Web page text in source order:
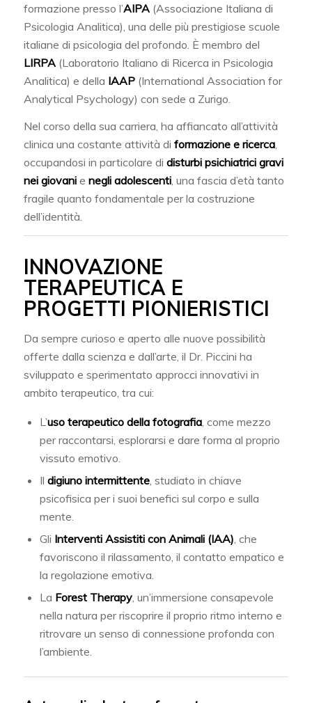
formazione presso l’AIPA(Associazione Italiana di
Psicologia Analitica), una delle più prestigiose scuole
italiane di psicologia del profondo. È membro del
LIRPA(Laboratorio Italiano di Ricerca in Psicologia
Analitica) e della IAAP(International Association for
Analytical Psychology) con sede a Zurigo.
Nel corso della sua carriera, ha affiancato all’attività
clinica una costante attività di formazione e ricerca,
occupandosi in particolare di disturbi psichiatrici gravi
nei giovanie negli adolescenti, una fascia d’età tanto
fragile quanto fondamentale per la costruzione
dell’identità.
INNOVAZIONE
TERAPEUTICA E
PROGETTI PIONIERISTICI
Da sempre curioso e aperto alle nuove possibilità
offerte dalla scienza e dall’arte, il Dr. Piccini ha
sviluppato e sperimentato approcci innovativi in
ambito terapeutico, tra cui:
L’uso terapeutico della fotografia, come mezzo
per raccontarsi, esplorarsi e dare forma al proprio
vissuto emotivo.
Il digiuno intermittente, studiato in chiave
psicofisica per i suoi benefici sul corpo e sulla
mente.
Gli Interventi Assistiti con Animali (IAA), che
favoriscono il rilassamento, il contatto empatico e
la regolazione emotiva.
La Forest Therapy, un’immersione consapevole
nella natura per riscoprire il proprio ritmo interno e
ritrovare un senso di connessione profonda con
l’ambiente.